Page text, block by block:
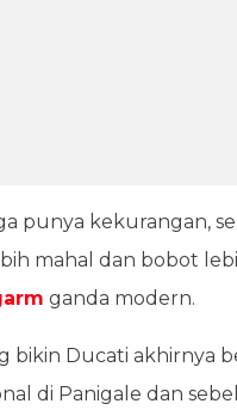
punya kekurangan,
mahal dan bobot
ganda modern.
bikin Ducati akhirnya
di Panigale dan